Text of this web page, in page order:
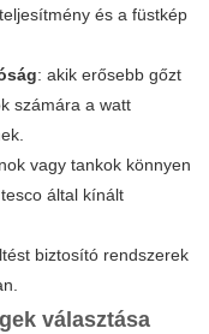
és a füstkép
: akik erősebb gőzt
számára a watt
vagy tankok könnyen
által kínált
biztosító rendszerek
választása